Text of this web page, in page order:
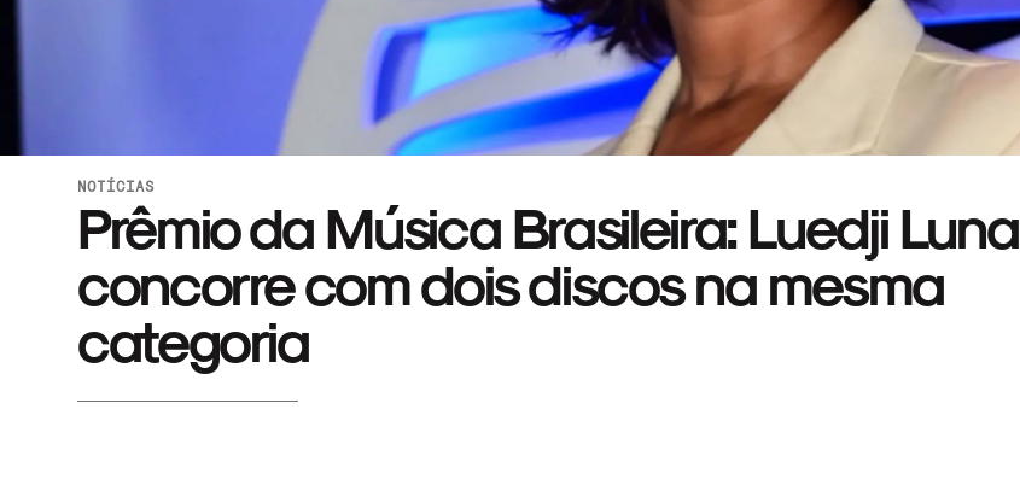
NOTÍCIAS
Prêmio da Música Brasileira: Luedji Luna
concorre com dois discos na mesma
categoria